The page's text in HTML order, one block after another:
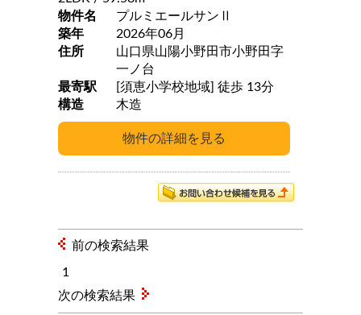
物件名
プルミエールサンⅡ
築年
2026年06月
住所
山口県山陽小野田市小野田字
一ノ台
最寄駅
[須恵小学校地域] 徒歩 13分
構造
木造
前の検索結果
1